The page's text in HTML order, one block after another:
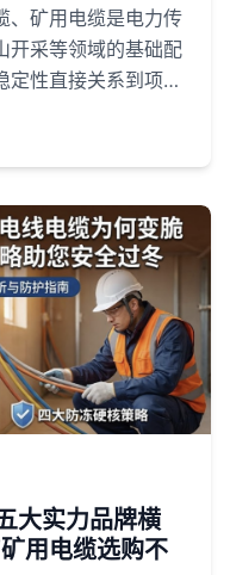
、矿用电缆是电力传
开采等领域的基础配
定性直接关系到项目
背景下，市场对特
候等指标要求持续提
、场景适配、供货稳
点，不同应用场景对
明确差异。
大实力品牌横
用电缆选购不